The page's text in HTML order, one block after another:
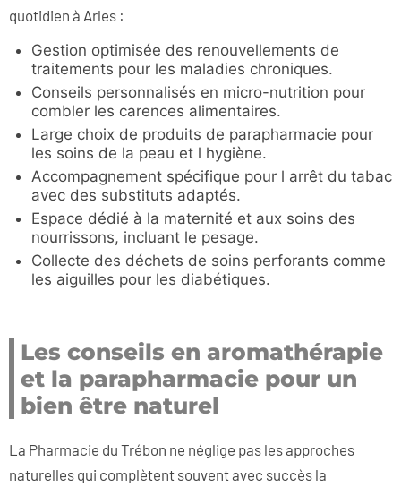
quotidien à Arles :
Gestion optimisée des renouvellements de
traitements pour les maladies chroniques.
Conseils personnalisés en micro-nutrition pour
combler les carences alimentaires.
Large choix de produits de parapharmacie pour
les soins de la peau et l hygiène.
Accompagnement spécifique pour l arrêt du tabac
avec des substituts adaptés.
Espace dédié à la maternité et aux soins des
nourrissons, incluant le pesage.
Collecte des déchets de soins perforants comme
les aiguilles pour les diabétiques.
Les conseils en aromathérapie
et la parapharmacie pour un
bien être naturel
La Pharmacie du Trébon ne néglige pas les approches
naturelles qui complètent souvent avec succès la